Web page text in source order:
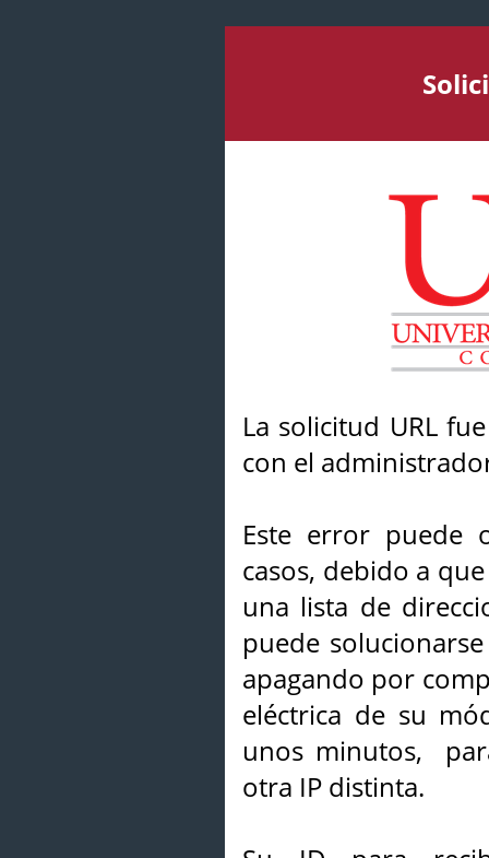
La solicitud URL
con el
Este error puede
casos, debido a
una lista de
puede
apagando por
eléctrica de su
unos minutos,
otra IP distinta.